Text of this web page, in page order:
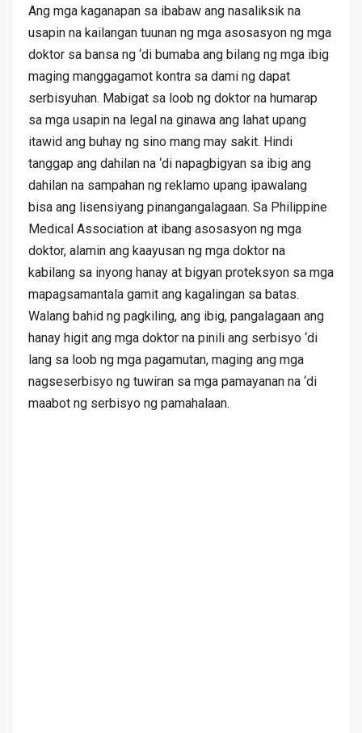
Ang mga kaganapan sa ibabaw ang nasaliksik na
usapin na kailangan tuunan ng mga asosasyon ng mga
doktor sa bansa ng ‘di bumaba ang bilang ng mga ibig
maging manggagamot kontra sa dami ng dapat
serbisyuhan. Mabigat sa loob ng doktor na humarap
sa mga usapin na legal na ginawa ang lahat upang
itawid ang buhay ng sino mang may sakit. Hindi
tanggap ang dahilan na ‘di napagbigyan sa ibig ang
dahilan na sampahan ng reklamo upang ipawalang
bisa ang lisensiyang pinangangalagaan. Sa Philippine
Medical Association at ibang asosasyon ng mga
doktor, alamin ang kaayusan ng mga doktor na
kabilang sa inyong hanay at bigyan proteksyon sa mga
mapagsamantala gamit ang kagalingan sa batas.
Walang bahid ng pagkiling, ang ibig, pangalagaan ang
hanay higit ang mga doktor na pinili ang serbisyo ‘di
lang sa loob ng mga pagamutan, maging ang mga
nagseserbisyo ng tuwiran sa mga pamayanan na ‘di
maabot ng serbisyo ng pamahalaan.